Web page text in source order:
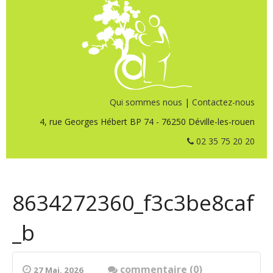
Qui sommes nous | Contactez-nous
4, rue Georges Hébert BP 74 - 76250 Déville-les-rouen
02 35 75 20 20
8634272360_f3c3be8caf
_b
27 Mai. 2026
commentaire (0)